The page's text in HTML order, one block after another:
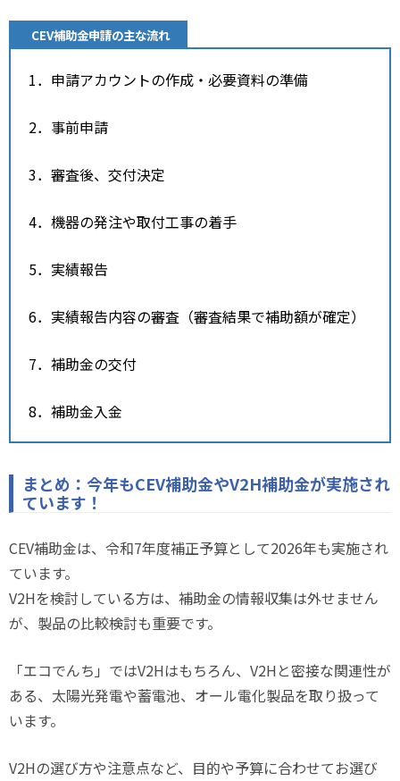
CEV補助金申請の主な流れ
1．申請アカウントの作成・必要資料の準備
2．事前申請
3．審査後、交付決定
4．機器の発注や取付工事の着手
5．実績報告
6．実績報告内容の審査（審査結果で補助額が確定）
7．補助金の交付
8．補助金入金
まとめ：今年もCEV補助金やV2H補助金が実施され
ています！
CEV補助金は、令和7年度補正予算として2026年も実施され
ています。
V2Hを検討している方は、補助金の情報収集は外せません
が、製品の比較検討も重要です。
「エコでんち」ではV2Hはもちろん、V2Hと密接な関連性が
ある、太陽光発電や蓄電池、オール電化製品を取り扱って
います。
V2Hの選び方や注意点など、目的や予算に合わせてお選び